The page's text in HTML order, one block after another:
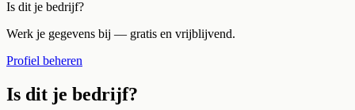
Is dit je bedrijf?
Werk je gegevens bij — gratis en vrijblijvend.
Profiel beheren
Is dit je bedrijf?